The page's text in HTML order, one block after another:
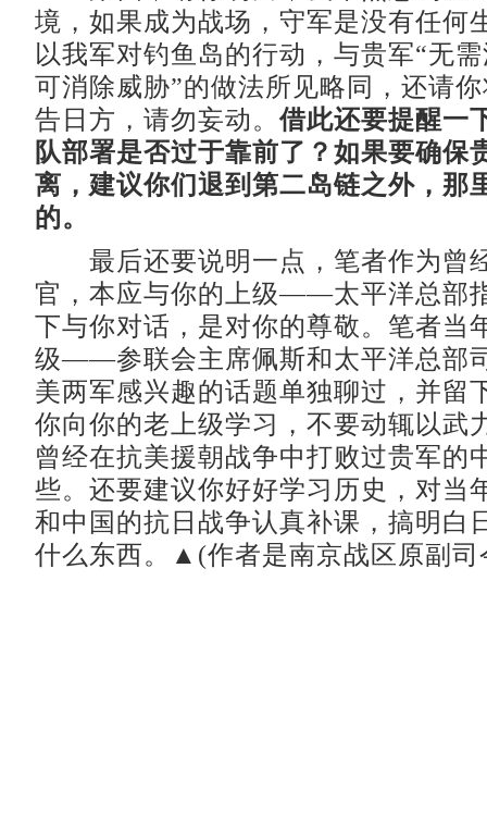
境，如果成为战场，守军是没有任何
以我军对钓鱼岛的行动，与贵军“无
可消除威胁”的做法所见略同，还请
告日方，请勿妄动。借此还要提醒一
队部署是否过于靠前了？如果要确保
离，建议你们退到第二岛链之外，那
的。
最后还要说明一点，笔者作为曾
官，本应与你的上级——太平洋总部
下与你对话，是对你的尊敬。笔者当
级——参联会主席佩斯和太平洋总部
美两军感兴趣的话题单独聊过，并留
你向你的老上级学习，不要动辄以武
曾经在抗美援朝战争中打败过贵军的
些。还要建议你好好学习历史，对当
和中国的抗日战争认真补课，搞明白
什么东西。▲(作者是南京战区原副司